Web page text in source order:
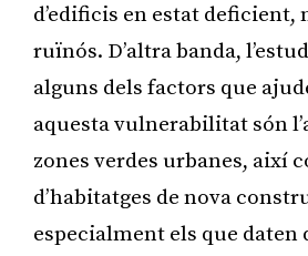
d’edificis en estat deficient,
ruïnós. D’altra banda,
alguns dels factors que
aquesta vulnerabilitat són
zones verdes urbanes, així
d’habitatges de nova
especialment els que daten